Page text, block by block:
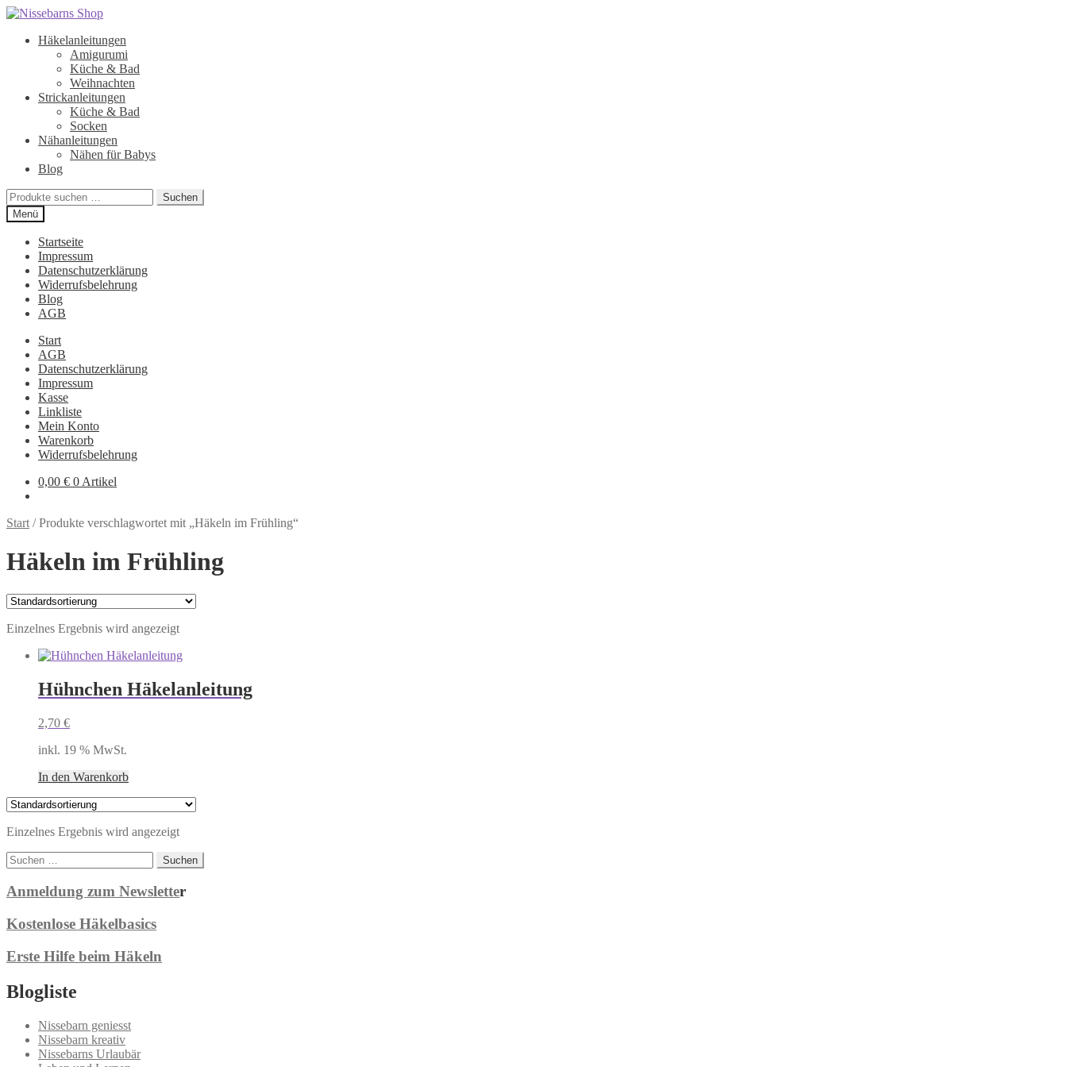
Zur
springen
Zum
springenHäkelanleitungen
Amigurumi
Küche & Bad
Weihnachten
Strickanleitungen
Küche & Bad
Socken
Nähanleitungen
Nähen für Babys
Blog
Suchen
nach:
Suchen
Menü
Startseite
Impressum
Datenschutzerklärung
Widerrufsbelehrung
Blog
AGB
Start
AGB
Datenschutzerklärung
Impressum
Kasse
Linkliste
Mein Konto
Warenkorb
Widerrufsbelehrung
0,00 € 0 Artikel
Start /Produkte verschlagwortet mit „Häkeln im Frühling“
Häkeln im Frühling
Einzelnes Ergebnis wird angezeigt
Hühnchen Häkelanleitung
2,70 €
inkl. 19 % MwSt.
In den Warenkorb
Einzelnes Ergebnis wird angezeigt
Suchen
nach:
Anmeldung zum Newsletter
Kostenlose Häkelbasics
Erste Hilfe beim Häkeln
Blogliste
Nissebarn geniesst
Nissebarn kreativ
Nissebarns Urlaubär